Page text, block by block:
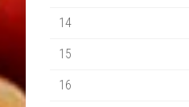
14
15
16